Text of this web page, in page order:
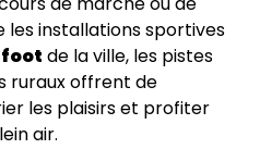
les installations sportives
foot de la ville, les pistes
ruraux offrent de
les plaisirs et profiter
air.